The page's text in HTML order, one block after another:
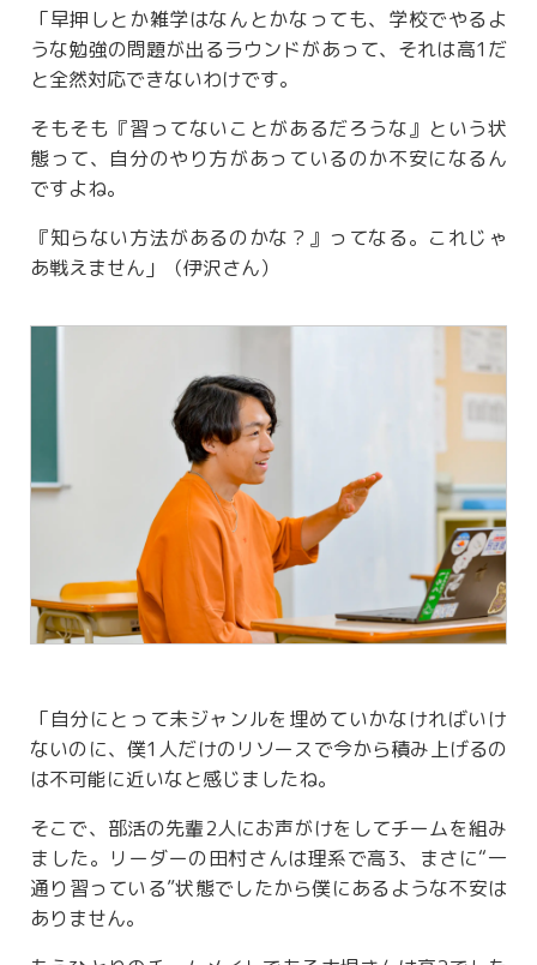
「早押しとか雑学はなんとかなっても、学校でやるよ
うな勉強の問題が出るラウンドがあって、それは高1だ
と全然対応できないわけです。
そもそも『習ってないことがあるだろうな』という状
態って、自分のやり方があっているのか不安になるん
ですよね。
『知らない方法があるのかな？』ってなる。これじゃ
あ戦えません」（伊沢さん）
「自分にとって未ジャンルを埋めていかなければいけ
ないのに、僕1人だけのリソースで今から積み上げるの
は不可能に近いなと感じましたね。
そこで、部活の先輩2人にお声がけをしてチームを組み
ました。リーダーの田村さんは理系で高3、まさに“一
通り習っている”状態でしたから僕にあるような不安は
ありません。